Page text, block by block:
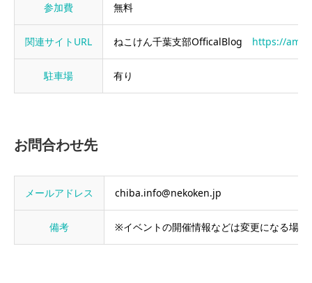
参加費 無料
関連サイトURL ねこけん千葉支部OfficalBlog https://
駐車場 有り
お問合わせ先
メールアドレス chiba.info@nekoken.jp
備考 ※イベントの開催情報などは変更になる場